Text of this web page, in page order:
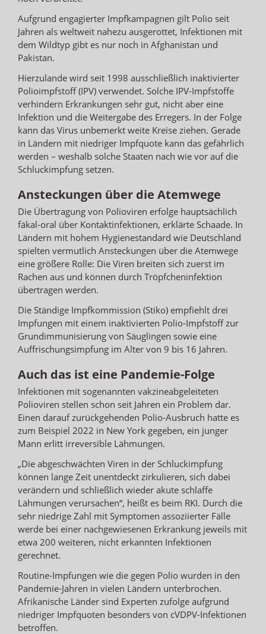
Aufgrund engagierter Impfkampagnen gilt Polio seit
Jahren als weltweit nahezu ausgerottet, Infektionen mit
dem Wildtyp gibt es nur noch in Afghanistan und
Pakistan.
Hierzulande wird seit 1998 ausschließlich inaktivierter
Polioimpfstoff (IPV) verwendet. Solche IPV-Impfstoffe
verhindern Erkrankungen sehr gut, nicht aber eine
Infektion und die Weitergabe des Erregers. In der Folge
kann das Virus unbemerkt weite Kreise ziehen. Gerade
in Ländern mit niedriger Impfquote kann das gefährlich
werden – weshalb solche Staaten nach wie vor auf die
Schluckimpfung setzen.
Ansteckungen über die Atemwege
Die Übertragung von Polioviren erfolge hauptsächlich
fäkal-oral über Kontaktinfektionen, erklärte Schaade. In
Ländern mit hohem Hygienestandard wie Deutschland
spielten vermutlich Ansteckungen über die Atemwege
eine größere Rolle: Die Viren breiten sich zuerst im
Rachen aus und können durch Tröpfcheninfektion
übertragen werden.
Die Ständige Impfkommission (Stiko) empfiehlt drei
Impfungen mit einem inaktivierten Polio-Impfstoff zur
Grundimmunisierung von Säuglingen sowie eine
Auffrischungsimpfung im Alter von 9 bis 16 Jahren.
Auch das ist eine Pandemie-Folge
Infektionen mit sogenannten vakzineabgeleiteten
Polioviren stellen schon seit Jahren ein Problem dar.
Einen darauf zurückgehenden Polio-Ausbruch hatte es
zum Beispiel 2022 in New York gegeben, ein junger
Mann erlitt irreversible Lähmungen.
„Die abgeschwächten Viren in der Schluckimpfung
können lange Zeit unentdeckt zirkulieren, sich dabei
verändern und schließlich wieder akute schlaffe
Lähmungen verursachen“, heißt es beim RKI. Durch die
sehr niedrige Zahl mit Symptomen assoziierter Fälle
werde bei einer nachgewiesenen Erkrankung jeweils mit
etwa 200 weiteren, nicht erkannten Infektionen
gerechnet.
Routine-Impfungen wie die gegen Polio wurden in den
Pandemie-Jahren in vielen Ländern unterbrochen.
Afrikanische Länder sind Experten zufolge aufgrund
niedriger Impfquoten besonders von cVDPV-Infektionen
betroffen.